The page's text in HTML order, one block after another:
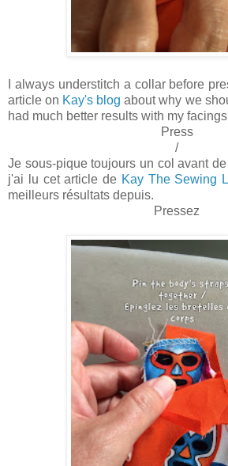
I always understitch a collar before
article on Kay's blog about why we
had much better results with my
Press
/
Je sous-pique toujours un col avant
j'ai lu cet article de Kay The Sewing
meilleurs résultats depuis.
Pressez